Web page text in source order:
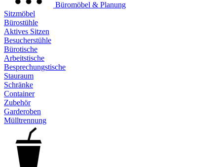
Büromöbel & Planung
Sitzmöbel
Bürostühle
Aktives Sitzen
Besucherstühle
Bürotische
Arbeitstische
Besprechungstische
Stauraum
Schränke
Container
Zubehör
Garderoben
Mülltrennung